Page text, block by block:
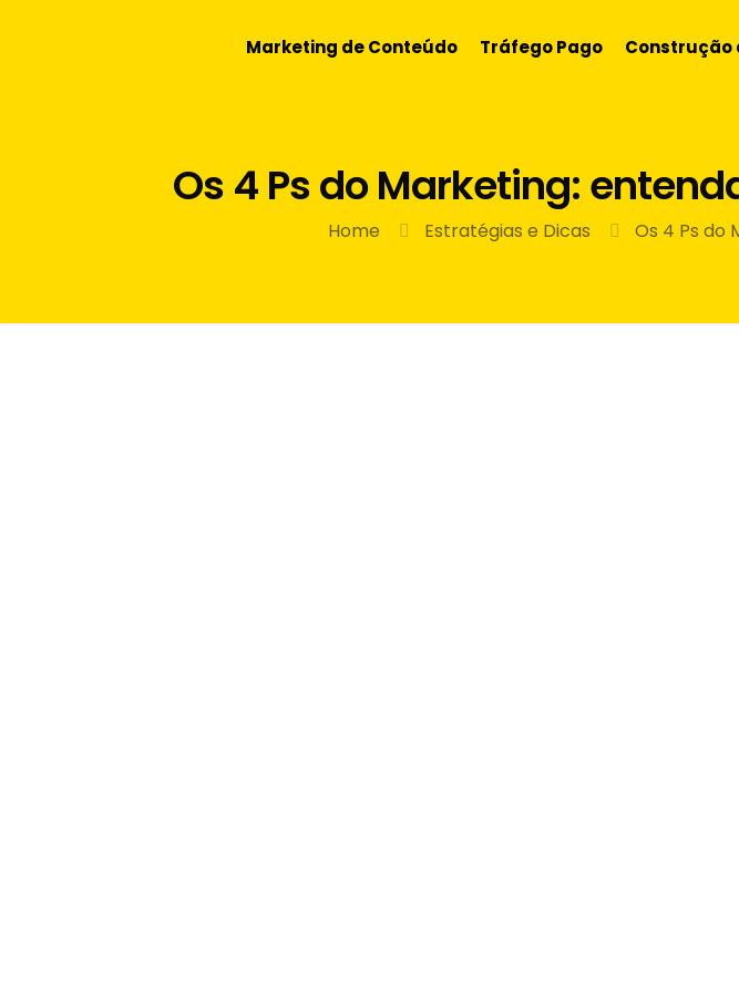
Marketing de Conteúdo Tráfego Pago Construção
Os 4 Ps do Marketing:
Home Estratégias e Dicas Os 4 Ps do